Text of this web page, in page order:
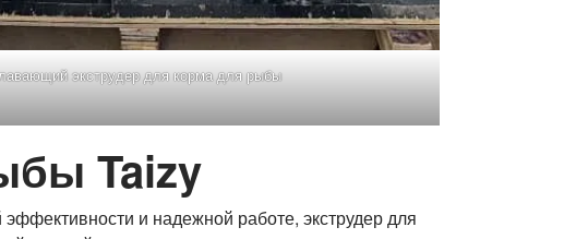
экструдер для корма для рыбы
Taizy
и надежной работе, экструдер для